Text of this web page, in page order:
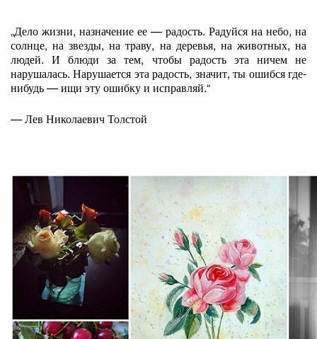
„Дело жизни, назначение ее — радость. Радуйся на небо, на
солнце, на звезды, на траву, на деревья, на животных, на
людей. И блюди за тем, чтобы радость эта ничем не
нарушалась. Нарушается эта радость, значит, ты ошибся где-
нибудь — ищи эту ошибку и исправляй.“
— Лев Николаевич Толстой